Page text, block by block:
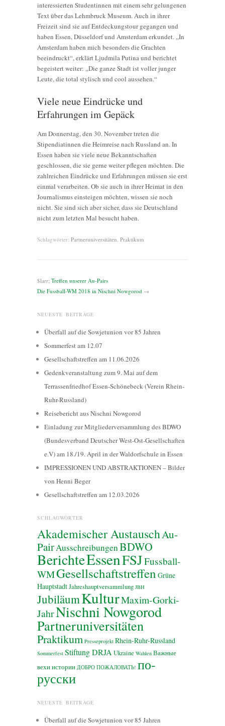
interessierten Studentinnen mit einem sehr gelungenen
Text über das Lehmbruck Museum. Auch in ihrer
Freizeit sind sie auf Entdeckungstour gegangen und
haben Essen, Düsseldorf und Amsterdam erkundet. „In
Amsterdam haben mich besonders die Grachten
beeindruckt“, erklärt Ljudmila Putina und berichtet
begeistert weiter: „Die ganze Stadt ist voller junger
Leute, die total stylisch und cool aussehen.“
Viele neue Eindrücke und
Erfahrungen im Gepäck
Am Donnerstag, den 30. November treten die
Stipendiatinnen die Heimreise nach Russland an. In
Essen haben sie viele neue Bekanntschaften
geschlossen, die sie gerne weiter pflegen möchten. Die
zahlreichen Eindrücke und Erfahrungen müssen sie erst
einmal verarbeiten. Ob sie auch in ihrer Heimat in den
Journalismus einsteigen möchten, wissen sie noch
nicht. Sie sind sich aber sicher, dass sie Deutschland
nicht zum letzten Mal besucht haben.
Schlagwörter: Partneruniversitäten, Praktikum
$larr; Treffen unserer Au-Pairs
Die Fussball-WM 2018 in Nischni Nowgorod →
NEUESTE BEITRÄGE
Überfall auf die Sowjetunion vor 85 Jahren
Sommerfest am 12.07
Gesellschaftstreffen am 11.06.2026
Gedenkveranstaltung zum 9. Mai auf dem
Terrassenfriedhof Essen-Schönebeck (Verein Rhein-
Ruhr-Russland)
Reisebericht aus Nischni Nowgorod
Einladung zur Mitgliederversammlung des BDWO
(Bundesverband Deutscher West-Ost-Gesellschaften
e.V) am 18./19. April in der Waldorfschule in Essen
IMPRESSIONEN UND ABSTRAKTIONEN – Bilder
von Henni Beger
Gesellschaftstreffen am 12.03.2026
SCHLAGWÖRTER
Akademischer AustauschAu-
PairAusschreibungenBDWO
BerichteEssenFSJFussball-
WMGesellschaftstreffen Grüne
HauptstadtJahreshauptversammlung JBH
JubiläumKulturMaxim-Gorki-
JahrNischni Nowgorod
Partneruniversitäten
Praktikum Presseprojekt Rhein-Ruhr-Russland
Sommerfest Stiftung DRJA Ukraine Wahlen Важные
вехи истории ДОБРО ПОЖАЛОВАТЬ! по-
русски
NEUESTE BEITRÄGE
Überfall auf die Sowjetunion vor 85 Jahren